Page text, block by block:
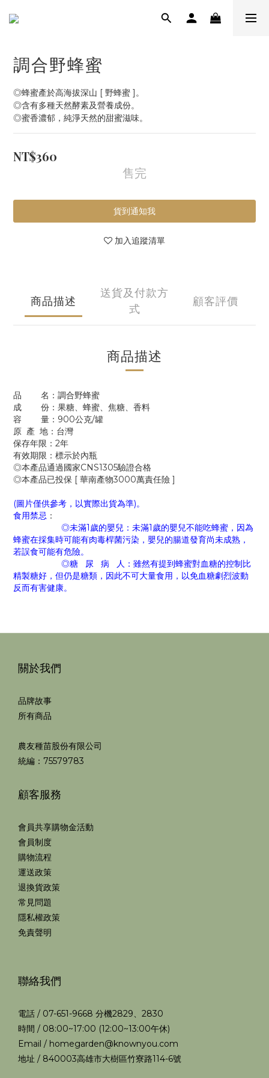
調合野蜂蜜
◎蜂蜜產於高海拔深山 [ 野蜂蜜 ]。
◎含有多種天然酵素及營養成份。
◎蜜香濃郁，純淨天然的甜蜜滋味。
NT$360
售完
貨到通知我
加入追蹤清單
商品描述
送貨及付款方
式
顧客評價
商品描述
品 名：調合野蜂蜜
成 份：果糖、蜂蜜、焦糖、香料
容 量：900公克/罐
原 產 地：台灣
保存年限：2年
有效期限：標示於內瓶
◎本產品通過國家CNS1305驗證合格
◎本產品已投保 [ 華南產物3000萬責任險 ]
(圖片僅供參考，以實際出貨為準)。
食用禁忌 ：
◎未滿1歲的嬰兒：未滿1歲的嬰兒不能吃蜂蜜，因為
蜂蜜在採集時可能有肉毒桿菌污染，嬰兒的腸道發育尚未成熟，
若誤食可能有危險。
◎糖 尿 病 人：雖然有提到蜂蜜對血糖的控制比
精製糖好，但仍是糖類，因此不可大量食用，以免血糖劇烈波動
反而有害健康。
關於我們
品牌故事
所有商品
農友種苗股份有限公司
統編：75579783
顧客服務
會員共享購物金活動
會員制度
購物流程
運送政策
退換貨政策
常見問題
隱私權政策
免責聲明
聯絡我們
電話 / 07-651-9668 分機2829、2830
時間 / 08:00~17:00 (12:00~13:00午休)
Email / homegarden@knownyou.com
地址 / 840003高雄市大樹區竹寮路114-6號